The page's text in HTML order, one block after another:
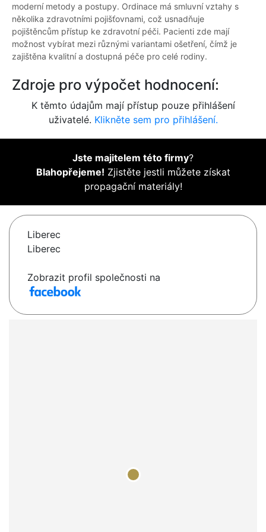
moderní metody a postupy. Ordinace má smluvní vztahy s
několika zdravotními pojišťovnami, což usnadňuje
pojištěncům přístup ke zdravotní péči. Pacienti zde mají
možnost vybírat mezi různými variantami ošetření, čímž je
zajištěna kvalitní a dostupná péče pro celé rodiny.
Zdroje pro výpočet hodnocení:
K těmto údajům mají přístup pouze přihlášení
uživatelé. Klikněte sem pro přihlášení.
Jste majitelem této firmy?
Blahopřejeme! Zjistěte jestli můžete získat
propagační materiály!
Liberec
Liberec
Zobrazit profil společnosti na